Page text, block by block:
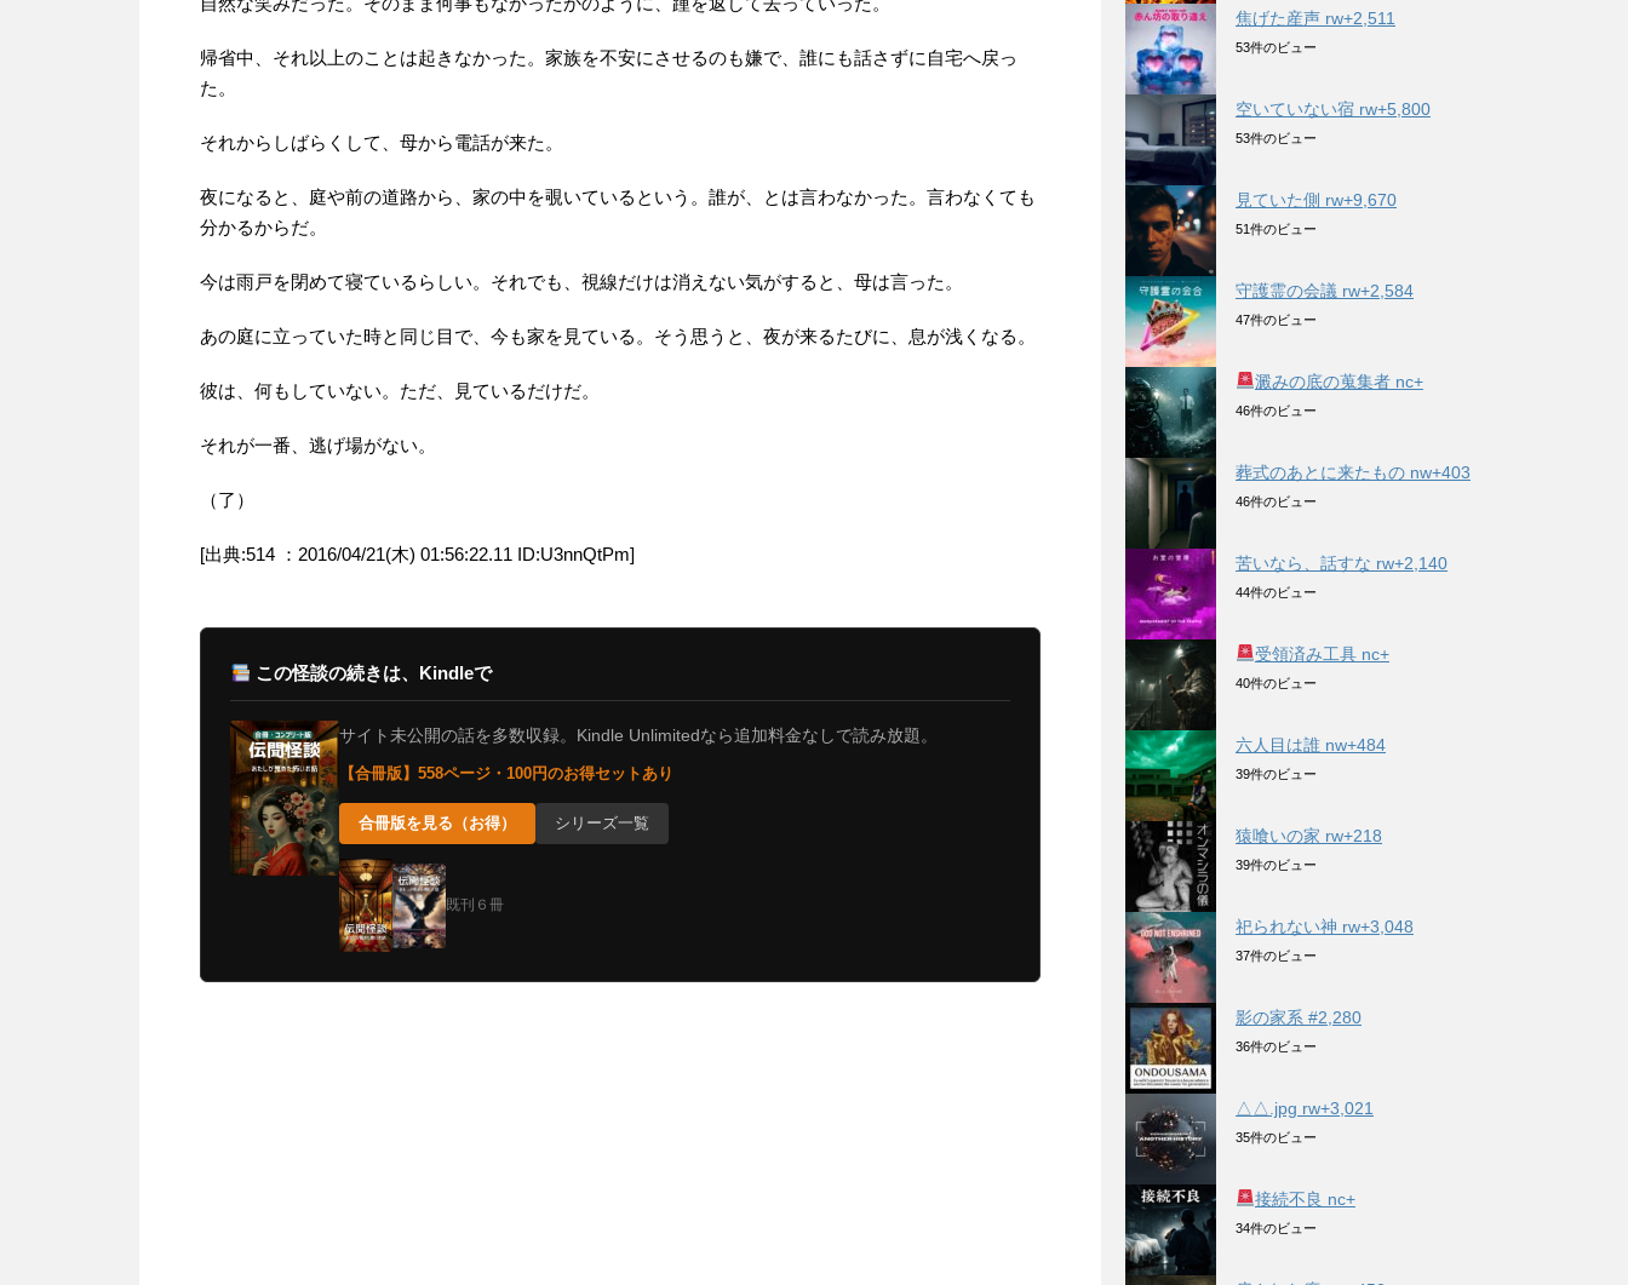
帰省中、それ以上のことは起きなかった。家族を不安にさせるのも嫌で、誰にも話さずに自宅へ戻っ
た。
それからしばらくして、母から電話が来た。
夜になると、庭や前の道路から、家の中を覗いているという。誰が、とは言わなかった。言わなくても
分かるからだ。
今は雨戸を閉めて寝ているらしい。それでも、視線だけは消えない気がすると、母は言った。
あの庭に立っていた時と同じ目で、今も家を見ている。そう思うと、夜が来るたびに、息が浅くなる。
彼は、何もしていない。ただ、見ているだけだ。
それが一番、逃げ場がない。
（了）
[出典:514 ：2016/04/21(木) 01:56:22.11 ID:U3nnQtPm]
この怪談の続きは、Kindleで
サイト未公開の話を多数収録。Kindle Unlimitedなら追加料金なしで読み放題。
【合冊版】558ページ・100円のお得セットあり
合冊版を見る（お得） シリーズ一覧
既刊６冊
焦げた産声 rw+2,511
53件のビュー
空いていない宿 rw+5,800
53件のビュー
見ていた側 rw+9,670
51件のビュー
守護霊の会議 rw+2,584
47件のビュー
澱みの底の蒐集者 nc+
46件のビュー
葬式のあとに来たもの nw+403
46件のビュー
苦いなら、話すな rw+2,140
44件のビュー
受領済み工具 nc+
40件のビュー
六人目は誰 nw+484
39件のビュー
猿喰いの家 rw+218
39件のビュー
祀られない神 rw+3,048
37件のビュー
影の家系 #2,280
36件のビュー
△△.jpg rw+3,021
35件のビュー
接続不良 nc+
34件のビュー